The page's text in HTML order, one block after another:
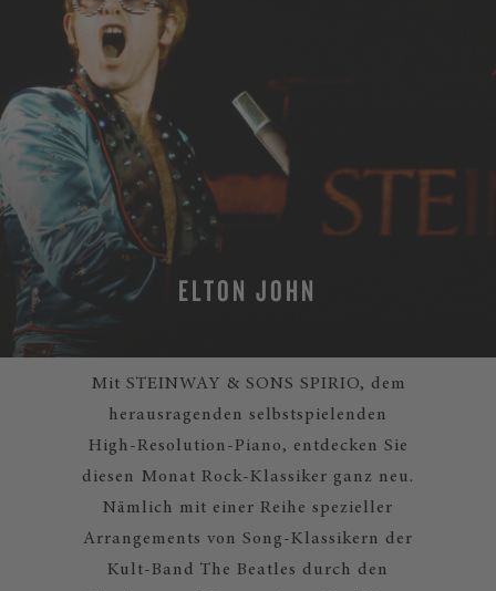
ELTON JOHN
Mit STEINWAY & SONS SPIRIO, dem
herausragenden selbstspielenden
High-Resolution-Piano, entdecken Sie
diesen Monat Rock-Klassiker ganz neu.
Nämlich mit einer Reihe spezieller
Arrangements von Song-Klassikern der
Kult-Band The Beatles durch den